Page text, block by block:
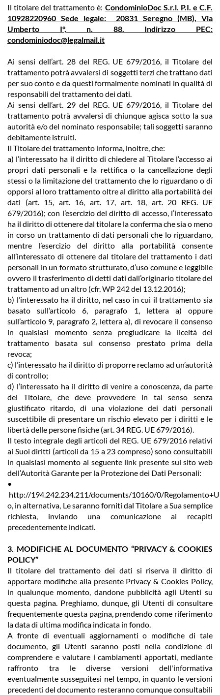
Il titolare del trattamento è: CondominioDoc S.r.l. P.I. e C.F.
10928220960 Sede legale: 20831 Seregno (MB), Via
Umberto I°, n. 88. Indirizzo PEC:
condominiodoc@legalmail.it
Ai sensi dell’art. 28 del REG. UE 679/2016, il Titolare del
trattamento potrà avvalersi di soggetti terzi che trattano dati
per suo conto e da questi formalmente nominati in qualità di
responsabili del trattamento dei dati.
Ai sensi dell’art. 29 del REG. UE 679/2016, il Titolare del
trattamento potrà avvalersi di chiunque agisca sotto la sua
autorità e/o del nominato responsabile; tali soggetti saranno
debitamente istruiti.
Il Titolare del trattamento informa, inoltre, che:
a) l’interessato ha il diritto di chiedere al Titolare l’accesso ai
propri dati personali e la rettifica o la cancellazione degli
stessi o la limitazione del trattamento che lo riguardano o di
opporsi al loro trattamento oltre al diritto alla portabilità dei
dati (art. 15, art. 16, art. 17, art. 18, art. 20 REG. UE
679/2016); con l’esercizio del diritto di accesso, l’interessato
ha il diritto di ottenere dal titolare la conferma che sia o meno
in corso un trattamento di dati personali che lo riguardano,
mentre l’esercizio del diritto alla portabilità consente
all’interessato di ottenere dal titolare del trattamento i dati
personali in un formato strutturato, d’uso comune e leggibile
ovvero il trasferimento di detti dati dall’originario titolare del
trattamento ad un altro (cfr. WP 242 del 13.12.2016);
b) l’interessato ha il diritto, nel caso in cui il trattamento sia
basato sull’articolo 6, paragrafo 1, lettera a) oppure
sull’articolo 9, paragrafo 2, lettera a), di revocare il consenso
in qualsiasi momento senza pregiudicare la liceità del
trattamento basata sul consenso prestato prima della
revoca;
c) l’interessato ha il diritto di proporre reclamo ad un’autorità
di controllo;
d) l’interessato ha il diritto di venire a conoscenza, da parte
del Titolare, che deve provvedere in tal senso senza
giustificato ritardo, di una violazione dei dati personali
suscettibile di presentare un rischio elevato per i diritti e le
libertà delle persone fisiche (art. 34 REG. UE 679/2016).
Il testo integrale degli articoli del REG. UE 679/2016 relativi
ai Suoi diritti (articoli da 15 a 23 compreso) sono consultabili
in qualsiasi momento al seguente link presente sul sito web
dell’Autorità Garante per la Protezione dei Dati Personali:
•
http://194.242.234.211/documents/10160/0/
o, in alternativa, Le saranno forniti dal Titolare a Sua semplice
richiesta, inviando una comunicazione ai recapiti
precedentemente indicati.
3. MODIFICHE AL DOCUMENTO “PRIVACY & COOKIES
POLICY”
Il titolare del trattamento dei dati si riserva il diritto di
apportare modifiche alla presente Privacy & Cookies Policy,
in qualunque momento, dandone pubblicità agli Utenti su
questa pagina. Preghiamo, dunque, gli Utenti di consultare
frequentemente questa pagina, prendendo come riferimento
la data di ultima modifica indicata in fondo.
A fronte di eventuali aggiornamenti o modifiche di tale
documento, gli Utenti saranno posti nella condizione di
comprendere e valutare i cambiamenti apportati, mediante
raffronto tra le diverse versioni dell'informativa
eventualmente susseguitesi nel tempo, in quanto le versioni
precedenti del documento resteranno comunque consultabili